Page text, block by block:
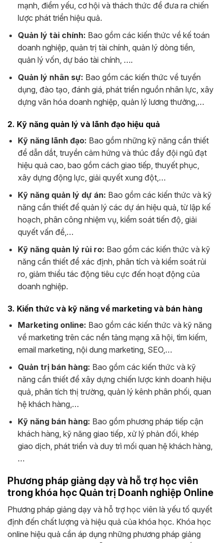
mạnh, điểm yếu, cơ hội và thách thức để đưa ra chiến
lược phát triển hiệu quả.
Quản lý tài chính: Bao gồm các kiến thức về kế toán
doanh nghiệp, quản trị tài chính, quản lý dòng tiền,
quản lý vốn, dự báo tài chính, ….
Quản lý nhân sự: Bao gồm các kiến thức về tuyển
dụng, đào tạo, đánh giá, phát triển nguồn nhân lực, xây
dựng văn hóa doanh nghiệp, quản lý lương thưởng,…
2. Kỹ năng quản lý và lãnh đạo hiệu quả
Kỹ năng lãnh đạo: Bao gồm những kỹ năng cần thiết
để dẫn dắt, truyền cảm hứng và thúc đẩy đội ngũ đạt
hiệu quả cao, bao gồm cách giao tiếp, thuyết phục,
xây dựng động lực, giải quyết xung đột,…
Kỹ năng quản lý dự án: Bao gồm các kiến thức và kỹ
năng cần thiết để quản lý các dự án hiệu quả, từ lập kế
hoạch, phân công nhiệm vụ, kiểm soát tiến độ, giải
quyết vấn đề,…
Kỹ năng quản lý rủi ro: Bao gồm các kiến thức và kỹ
năng cần thiết để xác định, phân tích và kiểm soát rủi
ro, giảm thiểu tác động tiêu cực đến hoạt động của
doanh nghiệp.
3. Kiến thức và kỹ năng về marketing và bán hàng
Marketing online: Bao gồm các kiến thức và kỹ năng
về marketing trên các nền tảng mạng xã hội, tìm kiếm,
email marketing, nội dung marketing, SEO,…
Quản trị bán hàng: Bao gồm các kiến thức và kỹ
năng cần thiết để xây dựng chiến lược kinh doanh hiệu
quả, phân tích thị trường, quản lý kênh phân phối, quan
hệ khách hàng,…
Kỹ năng bán hàng: Bao gồm phương pháp tiếp cận
khách hàng, kỹ năng giao tiếp, xử lý phản đối, khép
giao dịch, phát triển và duy trì mối quan hệ khách hàng,
…
Phương pháp giảng dạy và hỗ trợ học viên
trong khóa học Quản trị Doanh nghiệp Online
Phương pháp giảng dạy và hỗ trợ học viên là yếu tố quyết
định đến chất lượng và hiệu quả của khóa học. Khóa học
online hiệu quả cần áp dụng những phương pháp giảng